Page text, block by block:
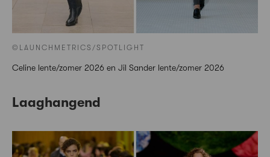
©LAUNCHMETRICS/SPOTLIGHT
Celine lente/zomer 2026 en Jil Sander lente/zomer 2026
Laaghangend